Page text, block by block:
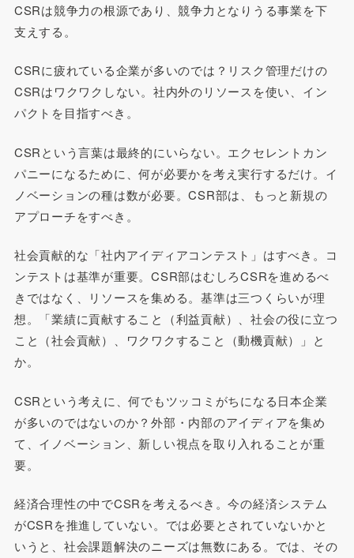
CSRは競争力の根源であり、競争力となりうる事業を下
支えする。
CSRに疲れている企業が多いのでは？リスク管理だけの
CSRはワクワクしない。社内外のリソースを使い、イン
パクトを目指すべき。
CSRという言葉は最終的にいらない。エクセレントカン
パニーになるために、何が必要かを考え実行するだけ。イ
ノベーションの種は数が必要。CSR部は、もっと新規の
アプローチをすべき。
社会貢献的な「社内アイディアコンテスト」はすべき。コ
ンテストは基準が重要。CSR部はむしろCSRを進めるべ
きではなく、リソースを集める。基準は三つくらいが理
想。「業績に貢献すること（利益貢献）、社会の役に立つ
こと（社会貢献）、ワクワクすること（動機貢献）」と
か。
CSRという考えに、何でもツッコミがちになる日本企業
が多いのではないのか？外部・内部のアイディアを集め
て、イノベーション、新しい視点を取り入れることが重
要。
経済合理性の中でCSRを考えるべき。今の経済システム
がCSRを推進していない。では必要とされていないかと
いうと、社会課題解決のニーズは無数にある。では、その